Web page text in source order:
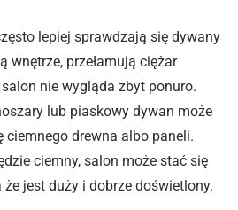
lepiej sprawdzają się dywany
wnętrze, przełamują ciężar
nie wygląda zbyt ponuro.
lub piaskowy dywan może
ciemnego drewna albo paneli.
ciemny, salon może stać się
jest duży i dobrze doświetlony.